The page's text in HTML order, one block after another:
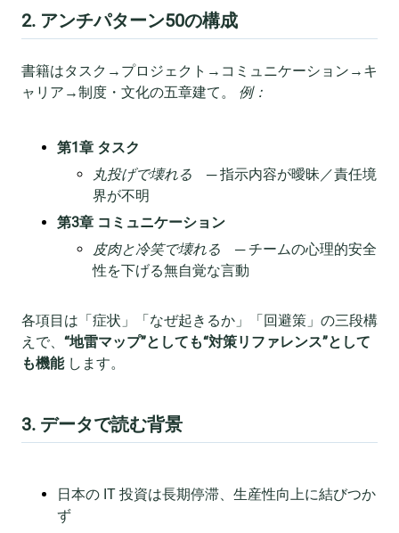
2. アンチパターン50の構成
書籍はタスク→プロジェクト→コミュニケーション→キ
ャリア→制度・文化の五章建て。 例：
第1章 タスク
丸投げで壊れる ─ 指示内容が曖昧／責任境
界が不明
第3章 コミュニケーション
皮肉と冷笑で壊れる ─ チームの心理的安全
性を下げる無自覚な言動
各項目は「症状」「なぜ起きるか」「回避策」の三段構
えで、 “地雷マップ”としても“対策リファレンス”として
も機能します。
3. データで読む背景
日本の IT 投資は長期停滞、生産性向上に結びつか
ず